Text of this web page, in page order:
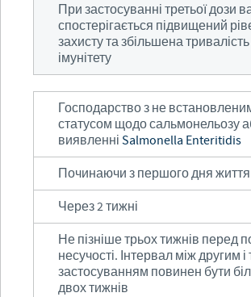
При застосуванні третьої дози
спостерігається підвищений
захисту та збільшена тривалість
імунітету
Господарство з не
статусом щодо сальмонельозу
виявленні Salmonella Enteritidis
Починаючи з першого дня життя
Через 2 тижні
Не пізніше трьох тижнів перед
несучості. Інтервал між другим і
застосуванням повинен бути
двох тижнів